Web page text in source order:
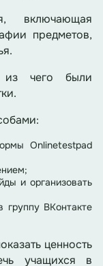
включающая
предметов,
из чего были
Onlinetestpad
и организовать
ВКонтакте
ценность
учащихся в